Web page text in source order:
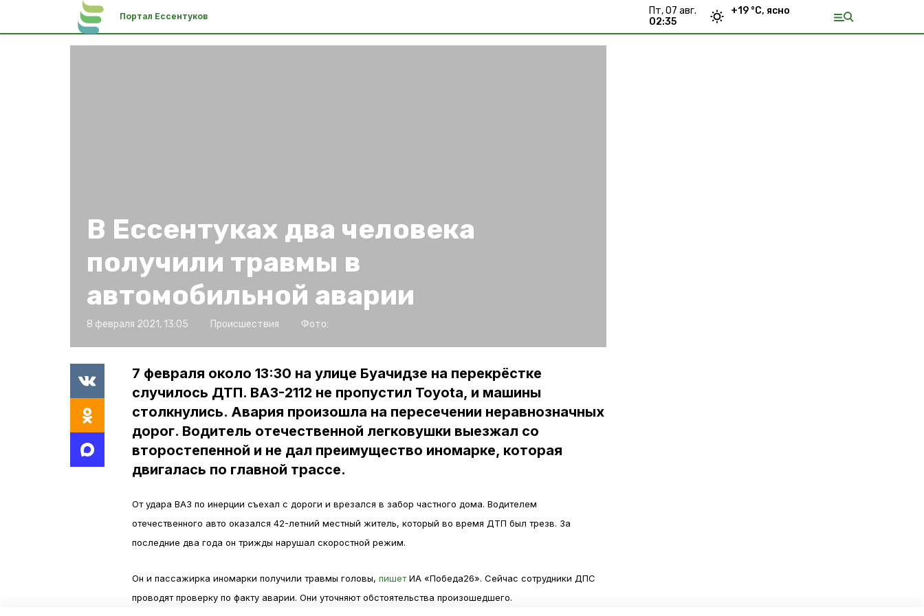
Портал Ессентуков
пт, 07 авг.
02:35
+19 °С, ясно
В Ессентуках два человека
получили травмы в
автомобильной аварии
8 февраля 2021, 13:05 Происшествия Фото:
7 февраля около 13:30 на улице Буачидзе на перекрёстке
случилось ДТП. ВАЗ-2112 не пропустил Toyota, и машины
столкнулись. Авария произошла на пересечении неравнозначных
дорог. Водитель отечественной легковушки выезжал со
второстепенной и не дал преимущество иномарке, которая
двигалась по главной трассе.
От удара ВАЗ по инерции съехал с дороги и врезался в забор частного дома. Водителем
отечественного авто оказался 42-летний местный житель, который во время ДТП был трезв. За
последние два года он трижды нарушал скоростной режим.
Он и пассажирка иномарки получили травмы головы, пишетИА «Победа26». Сейчас сотрудники ДПС
проводят проверку по факту аварии. Они уточняют обстоятельства произошедшего.